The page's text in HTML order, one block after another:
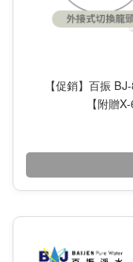
【促銷】百振
【附贈